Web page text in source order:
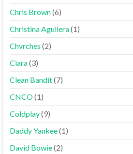
Chris Brown(6)
Christina Aguilera(1)
Chvrches (2)
Ciara(3)
Clean Bandit(7)
CNCO(1)
Coldplay(9)
Daddy Yankee(1)
David Bowie(2)